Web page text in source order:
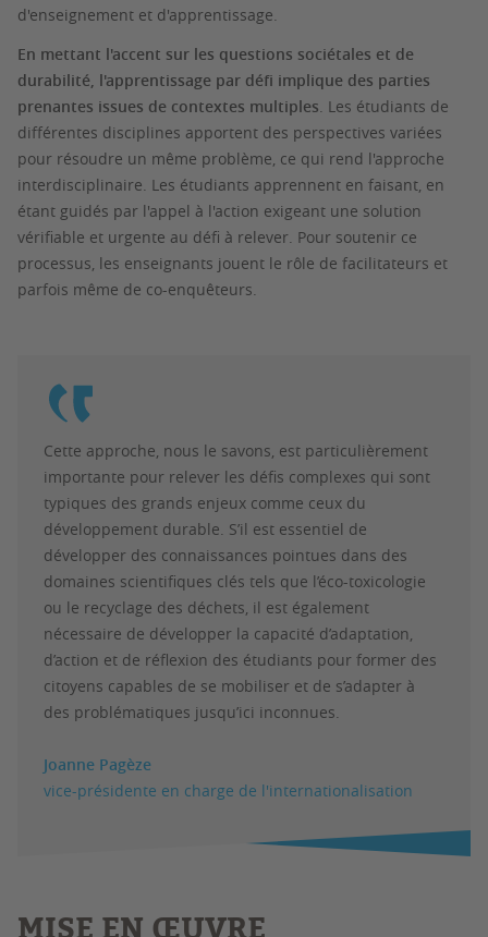
d'enseignement et d'apprentissage.
En mettant l'accent sur les questions sociétales et de
durabilité, l'apprentissage par défi implique des parties
prenantes issues de contextes multiples. Les étudiants de
différentes disciplines apportent des perspectives variées
pour résoudre un même problème, ce qui rend l'approche
interdisciplinaire. Les étudiants apprennent en faisant, en
étant guidés par l'appel à l'action exigeant une solution
vérifiable et urgente au défi à relever. Pour soutenir ce
processus, les enseignants jouent le rôle de facilitateurs et
parfois même de co-enquêteurs.
Cette approche, nous le savons, est particulièrement
importante pour relever les défis complexes qui sont
typiques des grands enjeux comme ceux du
développement durable. S’il est essentiel de
développer des connaissances pointues dans des
domaines scientifiques clés tels que l’éco-toxicologie
ou le recyclage des déchets, il est également
nécessaire de développer la capacité d’adaptation,
d’action et de réflexion des étudiants pour former des
citoyens capables de se mobiliser et de s’adapter à
des problématiques jusqu’ici inconnues.
Joanne Pagèze
vice-présidente en charge de l'internationalisation